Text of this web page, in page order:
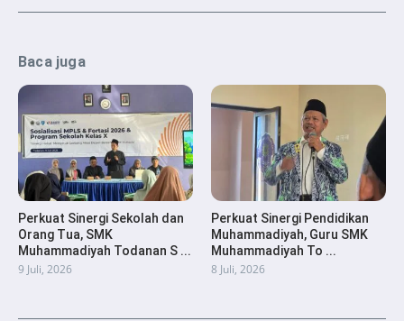
Baca juga
Perkuat Sinergi Sekolah dan
Orang Tua, SMK
Muhammadiyah Todanan S ...
9 Juli, 2026
Perkuat Sinergi Pendidikan
Muhammadiyah, Guru SMK
Muhammadiyah To ...
8 Juli, 2026